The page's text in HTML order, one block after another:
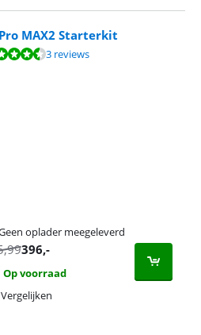
MAX2 Starterkit
op 3 reviews.
3 reviews
oplader meegeleverd
396,-
Op voorraad
Vergelijken